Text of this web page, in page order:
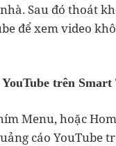
Sau đó thoát
để xem video
trên
Menu, hoặc
cáo YouTube